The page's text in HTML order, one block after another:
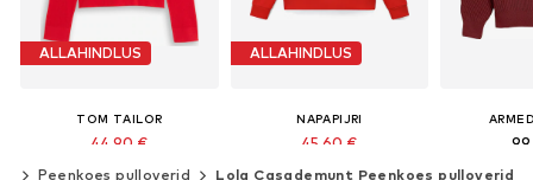
ALLAHINDLUS
TOM TAILOR
44,90 €
Algselt: 49,90 €
ALLAHINDLUS
NAPAPIJRI
45,60 €
Algselt: 76,00 €
Peenkoes pulloverid Lola Casademunt Peenkoes pulloverid